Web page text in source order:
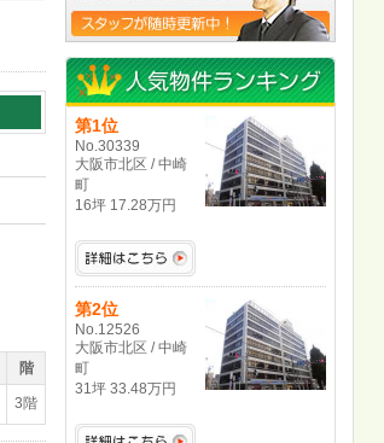
79 80 81 82
階
3階
第1位
No.30339
大阪市北区 / 中崎
町
16坪 17.28万円
第2位
No.12526
大阪市北区 / 中崎
町
31坪 33.48万円